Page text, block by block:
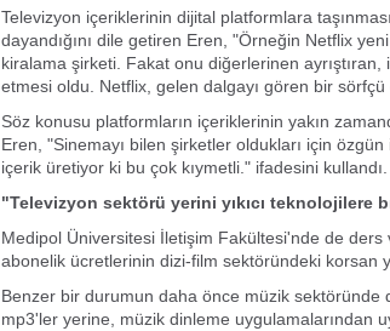
Televizyon içeriklerinin dijital platformlara
dayandığını dile getiren Eren, "Örneğin Netflix
kiralama şirketi. Fakat onu diğerlerinen
etmesi oldu. Netflix, gelen dalgayı gören bir sörfçü
Söz konusu platformların içeriklerinin yakın
Eren, "Sinemayı bilen şirketler oldukları için
içerik üretiyor ki bu çok kıymetli." ifadesini kullandı.
"Televizyon sektörü yerini yıkıcı teknolojilere
Medipol Üniversitesi İletişim Fakültesi'nde de
abonelik ücretlerinin dizi-film sektöründeki korsan
Benzer bir durumun daha önce müzik sektöründe
mp3'ler yerine, müzik dinleme uygulamalarından